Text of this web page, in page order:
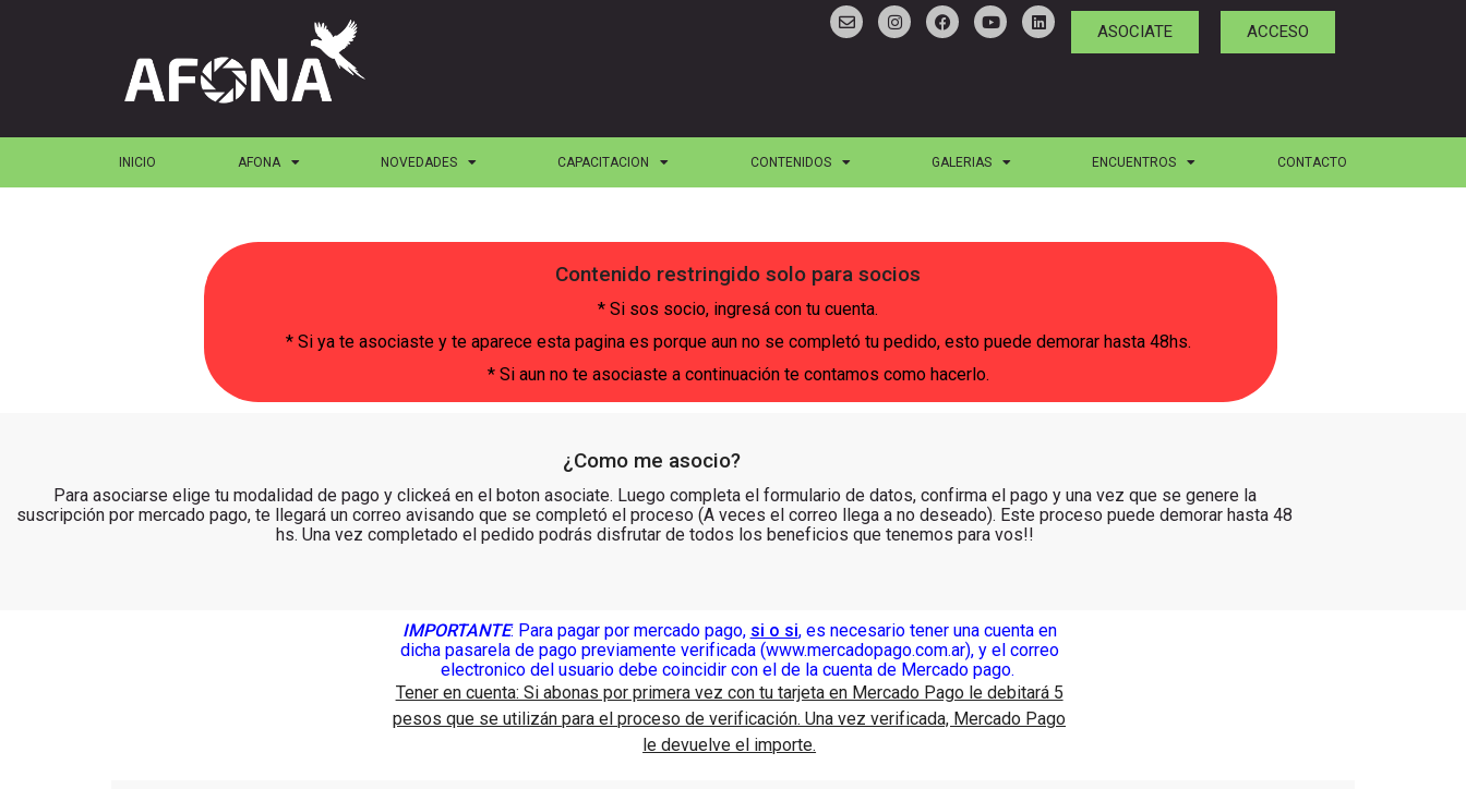
ASOCIATE ACCESO
INICIO AFONA NOVEDADES CAPACITACION CONTENIDOS GALERIAS ENCUENTROS CONTACTO
Contenido restringido solo para socios
* Si sos socio, ingresá con tu cuenta.
* Si ya te asociaste y te aparece esta pagina es porque aun no se completó tu pedido, esto puede demorar hasta 48hs.
* Si aun no te asociaste a continuación te contamos como hacerlo.
¿Como me asocio?
Para asociarse elige tu modalidad de pago y clickeá en el boton asociate. Luego completa el formulario de datos, confirma el pago y una vez que se genere la
suscripción por mercado pago, te llegará un correo avisando que se completó el proceso (A veces el correo llega a no deseado). Este proceso puede demorar hasta 48
hs. Una vez completado el pedido podrás disfrutar de todos los beneficios que tenemos para vos!!
IMPORTANTE: Para pagar por mercado pago, si o si, es necesario tener una cuenta en
dicha pasarela de pago previamente verificada (www.mercadopago.com.ar), y el correo
electronico del usuario debe coincidir con el de la cuenta de Mercado pago.
Tener en cuenta: Si abonas por primera vez con tu tarjeta en Mercado Pago le debitará 5
pesos que se utilizán para el proceso de verificación. Una vez verificada, Mercado Pago
le devuelve el importe.